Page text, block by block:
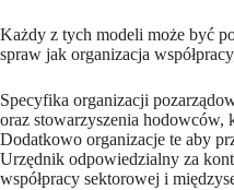
Każdy z tych modeli może być
spraw jak organizacja
Specyfika organizacji
oraz stowarzyszenia hodowców,
Dodatkowo organizacje te aby
Urzędnik odpowiedzialny za
współpracy sektorowej i